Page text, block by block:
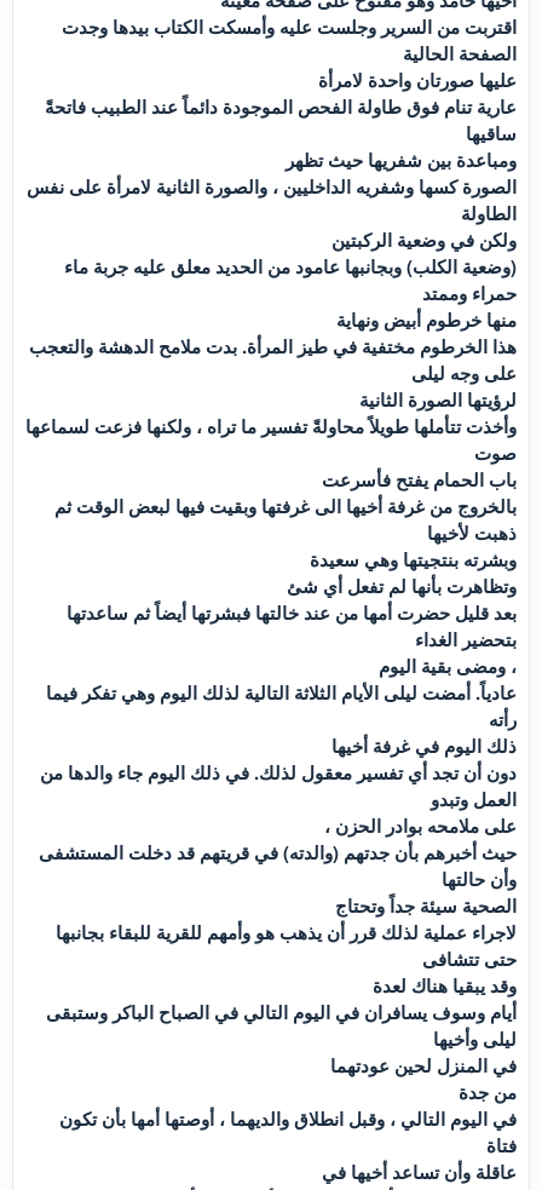
اقتربت من السرير وجلست عليه وأمسكت الكتاب بيدها وجدت
الصفحة الحالية
عليها صورتان واحدة لامرأة
عارية تنام فوق طاولة الفحص الموجودة دائماً عند الطبيب فاتحةً
ساقيها
ومباعدة بين شفريها حيث تظهر
الصورة كسها وشفريه الداخليين ، والصورة الثانية لامرأة على نفس
الطاولة
ولكن في وضعية الركبتين
(وضعية الكلب) وبجانبها عامود من الحديد معلق عليه جربة ماء
حمراء وممتد
منها خرطوم أبيض ونهاية
هذا الخرطوم مختفية في طيز المرأة. بدت ملامح الدهشة والتعجب
على وجه ليلى
لرؤيتها الصورة الثانية
وأخذت تتأملها طويلاً محاولةً تفسير ما تراه ، ولكنها فزعت لسماعها
صوت
باب الحمام يفتح فأسرعت
بالخروج من غرفة أخيها الى غرفتها وبقيت فيها لبعض الوقت ثم
ذهبت لأخيها
وبشرته بنتجيتها وهي سعيدة
وتظاهرت بأنها لم تفعل أي شئ
بعد قليل حضرت أمها من عند خالتها فبشرتها أيضاً ثم ساعدتها
بتحضير الغداء
، ومضى بقية اليوم
عادياً. أمضت ليلى الأيام الثلاثة التالية لذلك اليوم وهي تفكر فيما
رأته
ذلك اليوم في غرفة أخيها
دون أن تجد أي تفسير معقول لذلك. في ذلك اليوم جاء والدها من
العمل وتبدو
على ملامحه بوادر الحزن ،
حيث أخبرهم بأن جدتهم (والدته) في قريتهم قد دخلت المستشفى
وأن حالتها
الصحية سيئة جداً وتحتاج
لاجراء عملية لذلك قرر أن يذهب هو وأمهم للقرية للبقاء بجانبها
حتى تتشافى
وقد يبقيا هناك لعدة
أيام وسوف يسافران في اليوم التالي في الصباح الباكر وستبقى
ليلى وأخيها
في المنزل لحين عودتهما
من جدة
في اليوم التالي ، وقبل انطلاق والديهما ، أوصتها أمها بأن تكون
فتاة
عاقلة وأن تساعد أخيها في